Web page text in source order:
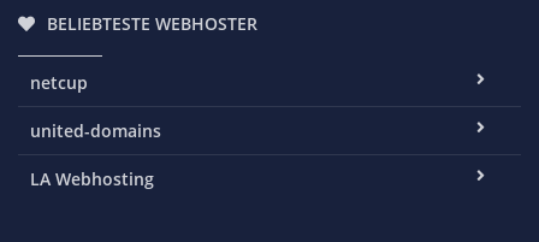
BELIEBTESTE WEBHOSTER
netcup
united-domains
LA Webhosting